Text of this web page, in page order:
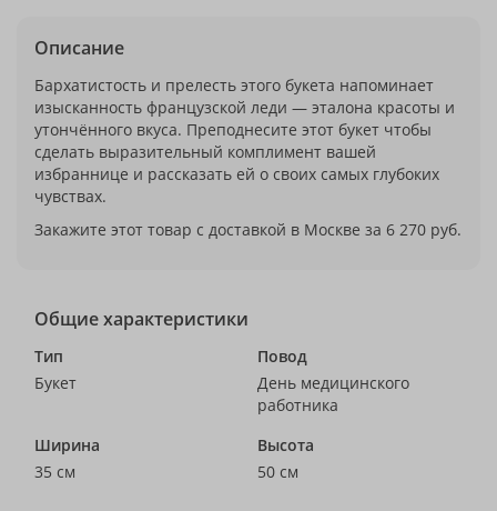
Описание
Бархатистость и прелесть этого букета напоминает
изысканность французской леди — эталона красоты и
утончённого вкуса. Преподнесите этот букет чтобы
сделать выразительный комплимент вашей
избраннице и рассказать ей о своих самых глубоких
чувствах.
Закажите этот товар с доставкой в Москве за 6 270 руб.
Общие характеристики
Тип
Букет
Повод
День медицинского
работника
Ширина
35 см
Высота
50 см